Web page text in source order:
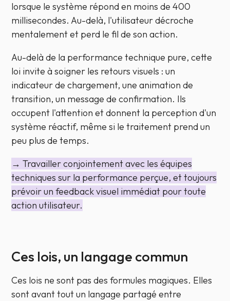
lorsque le système répond en moins de 400
millisecondes. Au-delà, l'utilisateur décroche
mentalement et perd le fil de son action.
Au-delà de la performance technique pure, cette
loi invite à soigner les retours visuels : un
indicateur de chargement, une animation de
transition, un message de confirmation. Ils
occupent l'attention et donnent la perception d'un
système réactif, même si le traitement prend un
peu plus de temps.
→ Travailler conjointement avec les équipes
techniques sur la performance perçue, et toujours
prévoir un feedback visuel immédiat pour toute
action utilisateur.
Ces lois, un langage commun
Ces lois ne sont pas des formules magiques. Elles
sont avant tout un langage partagé entre